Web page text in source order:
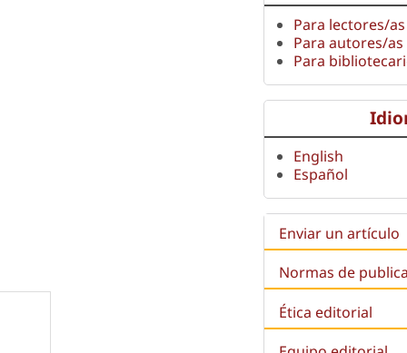
Para lectores/as
Para autores/as
Para
English
Español
Enviar un artículo
Normas de
Ética editorial